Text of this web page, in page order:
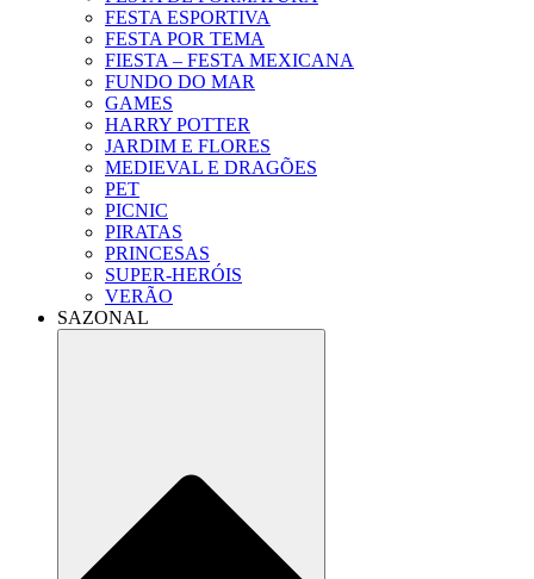
FESTA ESPORTIVA
FESTA POR TEMA
FIESTA – FESTA MEXICANA
FUNDO DO MAR
GAMES
HARRY POTTER
JARDIM E FLORES
MEDIEVAL E DRAGÕES
PET
PICNIC
PIRATAS
PRINCESAS
SUPER-HERÓIS
VERÃO
SAZONAL